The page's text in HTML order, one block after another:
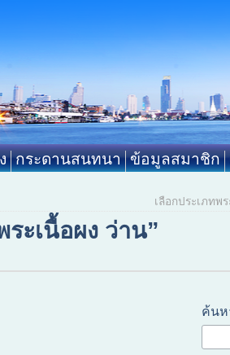
กระดานสนทนา ข้อมูลสมาชิก
เลือกประเภทพ
ะเนื้อผง ว่าน”
ค้นห